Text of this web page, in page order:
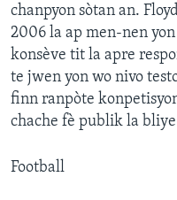
chanpyon sòtan an.
2006 la ap men-nen
konsève tit la apre
te jwen yon wo nivo
finn ranpòte
chache fè publik la
Football